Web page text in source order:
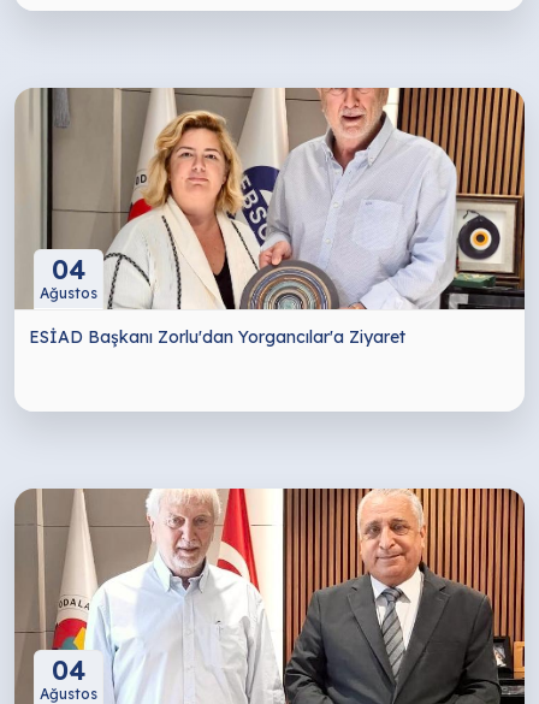
04
Ağustos
ESİAD Başkanı Zorlu'dan Yorgancılar'a Ziyaret
04
Ağustos